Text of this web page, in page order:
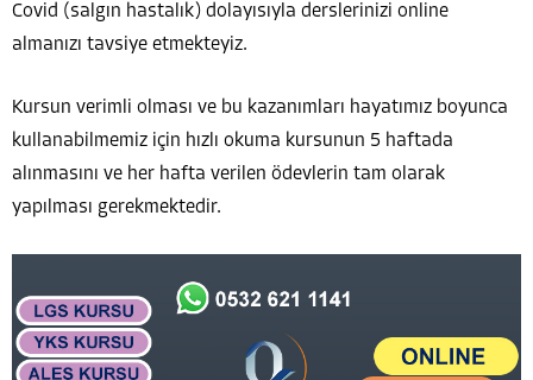
Covid (salgın hastalık) dolayısıyla derslerinizi online
almanızı tavsiye etmekteyiz.
Kursun verimli olması ve bu kazanımları hayatımız boyunca
kullanabilmemiz için hızlı okuma kursunun 5 haftada
alınmasını ve her hafta verilen ödevlerin tam olarak
yapılması gerekmektedir.